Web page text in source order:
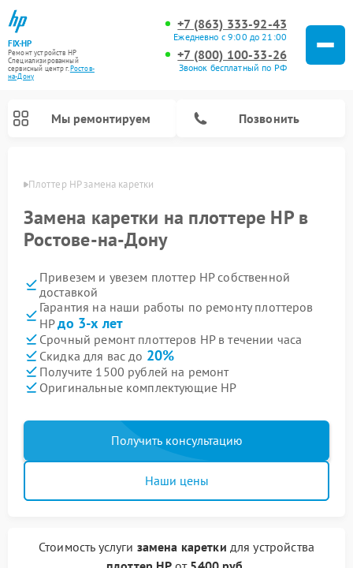
FIX-HP
Ремонт устройств HP
Специализированный
cервисный центр г.Ростов-
на-Дону
+7 (863) 333-92-43
Ежедневно с 9:00 до 21:00
+7 (800) 100-33-26
Звонок бесплатный по РФ
Мы ремонтируем Позвонить
Плоттер HP замена каретки
Замена каретки на плоттере HP в
Ростове-на-Дону
Привезем и увезем плоттер HP собственной
доставкой
Гарантия на наши работы по ремонту плоттеров
HPдо 3-х лет
Срочный ремонт плоттеров HP в течении часа
Скидка для вас до 20%
Получите 1500 рублей на ремонт
Оригинальные комплектующие HP
Получить консультацию
Наши цены
Стоимость услуги замена каретки для устройства